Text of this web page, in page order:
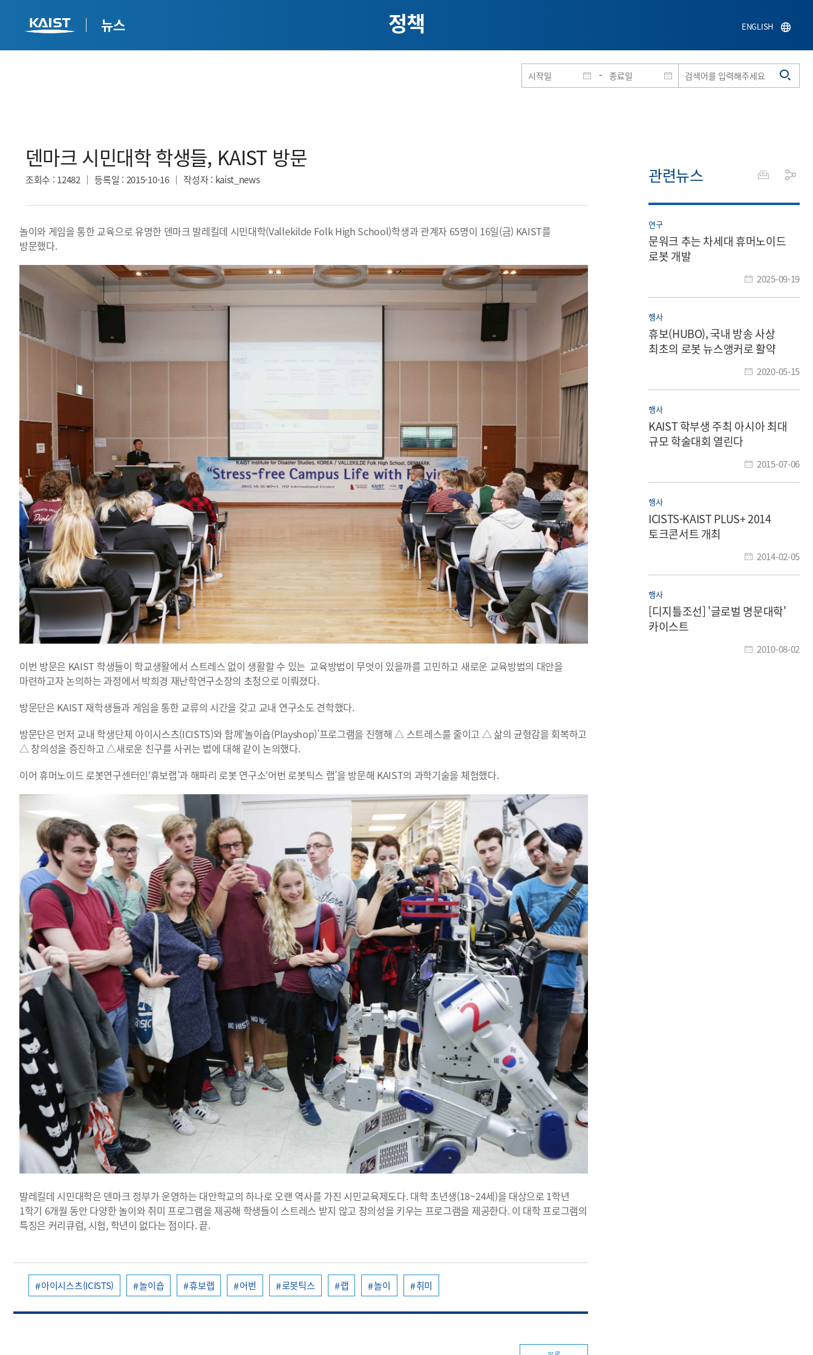
뉴스
홈페이지 통합검색
-
ENGLISH
정책
덴마크 시민대학 학생들, KAIST 방문​
조회수 : 12482 등록일 : 2015-10-16 작성자: kaist_news
놀이와 게임을 통한 교육으로 유명한 덴마크 발레킬데 시민대학(Vallekilde Folk High School)학생과 관계자 65명이 16일(금) KAIST를
방문했다.
이번 방문은 KAIST 학생들이 학교생활에서 스트레스 없이 생활할 수 있는 교육방법이 무엇이 있을까를 고민하고 새로운 교육방법의 대안을
마련하고자 논의하는 과정에서 박희경 재난학연구소장의 초청으로 이뤄졌다.
방문단은 KAIST 재학생들과 게임을 통한 교류의 시간을 갖고 교내 연구소도 견학했다.
방문단은 먼저 교내 학생단체 아이시스츠(ICISTS)와 함께‘놀이숍(Playshop)’프로그램을 진행해 △ 스트레스를 줄이고 △ 삶의 균형감을 회복하고
△ 창의성을 증진하고 △새로운 친구를 사귀는 법에 대해 같이 논의했다.
이어 휴머노이드 로봇연구센터인‘휴보랩’과 해파리 로봇 연구소‘어번 로봇틱스 랩’을 방문해 KAIST의 과학기술을 체험했다.
발레킬데 시민대학은 덴마크 정부가 운영하는 대안학교의 하나로 오랜 역사를 가진 시민교육제도다. 대학 초년생(18~24세)을 대상으로 1학년
1학기 6개월 동안 다양한 놀이와 취미 프로그램을 제공해 학생들이 스트레스 받지 않고 창의성을 키우는 프로그램을 제공한다. 이 대학 프로그램의
특징은 커리큐럼, 시험, 학년이 없다는 점이다. 끝.
아이시스츠(ICISTS) 놀이숍 휴보랩 어번 로봇틱스 랩 놀이 취미
관련뉴스
연구
문워크 추는 차세대 휴머노이드
로봇 개발
2025-09-19
행사
휴보(HUBO), 국내 방송 사상
최초의 로봇 뉴스앵커로 활약
2020-05-15
행사
KAIST 학부생 주최 아시아 최대
규모 학술대회 열린다
2015-07-06
행사
ICISTS-KAIST PLUS+ 2014
토크콘서트 개최
2014-02-05
행사
[디지틀조선] '글로벌 명문대학'
카이스트
2010-08-02